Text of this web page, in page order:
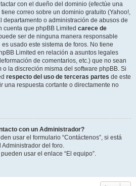
con el dueño del dominio (efectúe una
tiene correo sobre un dominio gratuito (Yahoo!,
departamento o administración de abusos de
cuenta que phpBB Limited carece de
ser de ninguna manera responsable
usado este sistema de foros. No tiene
Limited en relación a asuntos legales
de comentarios, etc.) que no sean
la discreción misma del software phpBB. Si
respecto del uso de terceras partes de este
una respuesta cortante o directamente no
con un Administrador?
usar el formulario “Contáctenos”, si está
del foro.
usar el enlace “El equipo”.